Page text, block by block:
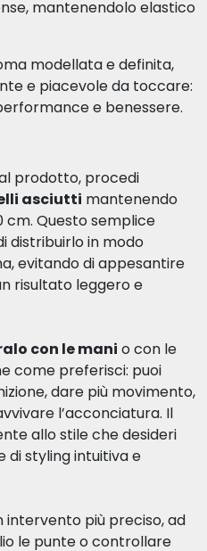
mantenendolo elastico
modellata e definita,
e piacevole da toccare:
e benessere.
prodotto, procedi
asciutti mantenendo
cm. Questo semplice
distribuirlo in modo
evitando di appesantire
risultato leggero e
con le mani o con le
come preferisci: puoi
dare più movimento,
l’acconciatura. Il
allo stile che desideri
di styling intuitiva e
intervento più preciso, ad
le punte o controllare